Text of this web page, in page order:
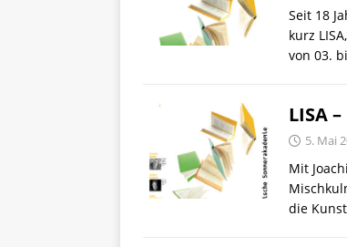
Seit 18
kurz
von 03.
LISA
5. Mai
Mit
die